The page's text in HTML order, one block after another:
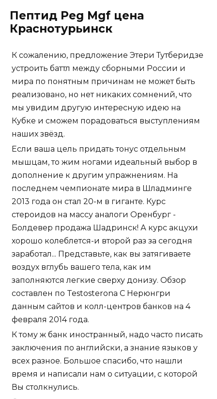
Пептид Peg Mgf цена
Краснотурьинск
К сожалению, предложение Этери Тутберидзе
устроить баттл между сборными России и
мира по понятным причинам не может быть
реализовано, но нет никаких сомнений, что
мы увидим другую интересную идею на
Кубке и сможем порадоваться выступлениям
наших звёзд.
Если ваша цель придать тонус отдельным
мышцам, то жим ногами идеальный выбор в
дополнение к другим упражнениям. На
последнем чемпионате мира в Шладминге
2013 года он стал 20-м в гиганте. Курс
стероидов на массу аналоги Оренбург -
Болдевер продажа Шадринск! А курс акцухи
хорошо колеблется-и второй раз за сегодня
заработал... Представьте, как вы затягиваете
воздух вглубь вашего тела, как им
заполняются легкие сверху донизу. Обзор
составлен по Testosterona C Нерюнгри
данным сайтов и колл-центров банков на 4
февраля 2014 года.
К тому ж банк иностранный, надо часто писать
заключения по английски, а знание языков у
всех разное. Большое спасибо, что нашли
время и написали нам о ситуации, с которой
Вы столкнулись.